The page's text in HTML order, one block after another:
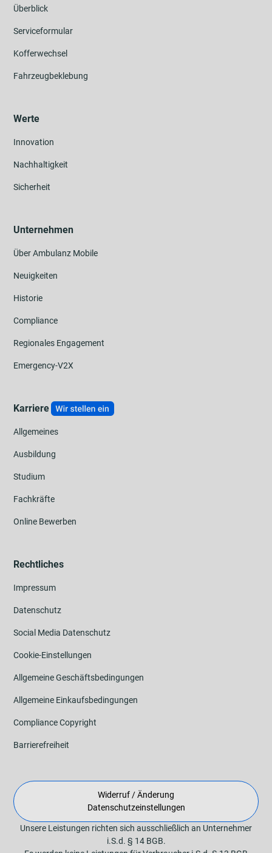
Überblick
Serviceformular
Kofferwechsel
Fahrzeugbeklebung
Werte
Innovation
Nachhaltigkeit
Sicherheit
Unternehmen
Über Ambulanz Mobile
Neuigkeiten
Historie
Compliance
Regionales Engagement
Emergency-V2X
Karriere
Allgemeines
Ausbildung
Studium
Fachkräfte
Online Bewerben
Rechtliches
Impressum
Datenschutz
Social Media Datenschutz
Cookie-Einstellungen
Allgemeine Geschäftsbedingungen
Allgemeine Einkaufsbedingungen
Compliance Copyright
Barrierefreiheit
Widerruf / Änderung
Datenschutzeinstellungen
Unsere Leistungen richten sich ausschließlich an Unternehmer
i.S.d. § 14 BGB.